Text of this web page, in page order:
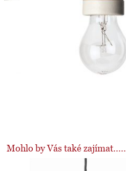
Mohlo by Vás také zajímat.....